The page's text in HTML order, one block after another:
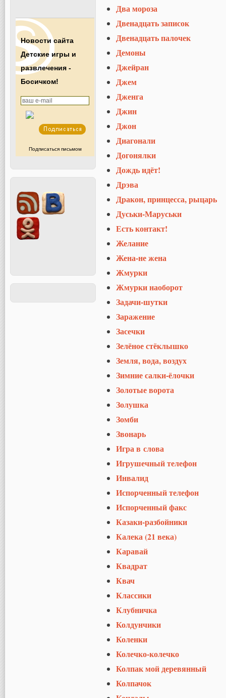
Два мороза
Двенадцать записок
Двенадцать палочек
Демоны
Джейран
Джем
Дженга
Джин
Джон
Диагонали
Догонялки
Дождь идёт!
Дрэва
Дракон, принцесса, рыцарь
Дуськи-Маруськи
Есть контакт!
Желание
Жена-не жена
Жмурки
Жмурки наоборот
Задачи-шутки
Заражение
Засечки
Зелёное стёклышко
Земля, вода, воздух
Зимние салки-ёлочки
Золотые ворота
Золушка
Зомби
Звонарь
Игра в слова
Игрушечный телефон
Инвалид
Испорченный телефон
Испорченный факс
Казаки-разбойники
Калека (21 века)
Каравай
Квадрат
Квач
Классики
Клубничка
Колдунчики
Коленки
Колечко-колечко
Колпак мой деревянный
Колпачок
Новости сайта
Детские игры и
развлечения -
Босичком!
Подписаться письмом